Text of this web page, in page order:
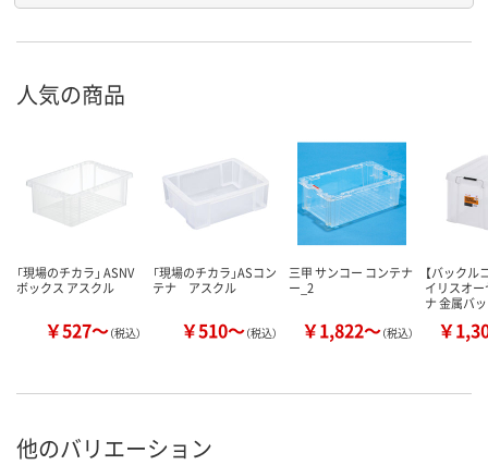
人気の商品
「現場のチカラ」 ASNV
ボックス アスクル
￥527～（税込）
「現場のチカラ」ASコン
テナ アスクル
￥510～（税込）
三甲 サンコー コンテナ
ー_2
￥1,822～（税込）
【バックル
イリスオ
ナ 金属バ
￥
他のバリエーション